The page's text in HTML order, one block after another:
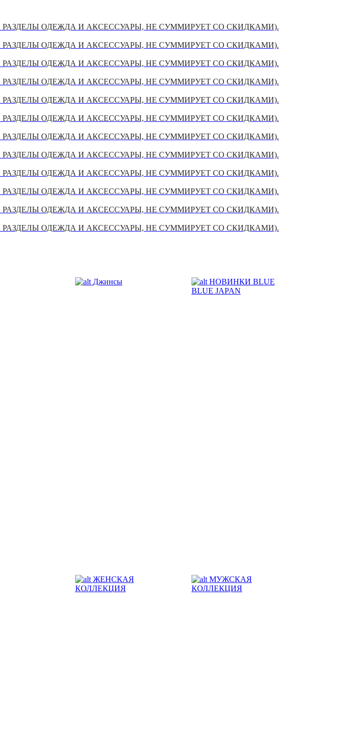
ОДЕЖДА И АКСЕССУАРЫ, НЕ СУММИРУЕТ СО СКИДКАМИ).
ОДЕЖДА И АКСЕССУАРЫ, НЕ СУММИРУЕТ СО СКИДКАМИ).
ОДЕЖДА И АКСЕССУАРЫ, НЕ СУММИРУЕТ СО СКИДКАМИ).
ОДЕЖДА И АКСЕССУАРЫ, НЕ СУММИРУЕТ СО СКИДКАМИ).
ОДЕЖДА И АКСЕССУАРЫ, НЕ СУММИРУЕТ СО СКИДКАМИ).
ОДЕЖДА И АКСЕССУАРЫ, НЕ СУММИРУЕТ СО СКИДКАМИ).
ОДЕЖДА И АКСЕССУАРЫ, НЕ СУММИРУЕТ СО СКИДКАМИ).
ОДЕЖДА И АКСЕССУАРЫ, НЕ СУММИРУЕТ СО СКИДКАМИ).
ОДЕЖДА И АКСЕССУАРЫ, НЕ СУММИРУЕТ СО СКИДКАМИ).
ОДЕЖДА И АКСЕССУАРЫ, НЕ СУММИРУЕТ СО СКИДКАМИ).
ОДЕЖДА И АКСЕССУАРЫ, НЕ СУММИРУЕТ СО СКИДКАМИ).
ОДЕЖДА И АКСЕССУАРЫ, НЕ СУММИРУЕТ СО СКИДКАМИ).
Джинсы
НОВИНКИ BLUE
BLUE JAPAN
ЖЕНСКАЯ
КОЛЛЕКЦИЯ
МУЖСКАЯ
КОЛЛЕКЦИЯ